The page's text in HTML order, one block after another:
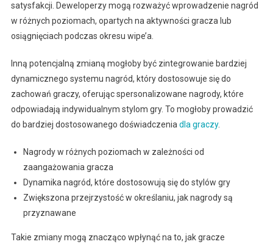
satysfakcji. Deweloperzy mogą rozważyć wprowadzenie nagród
w różnych poziomach, opartych na aktywności gracza lub
osiągnięciach podczas okresu wipe’a.
Inną potencjalną zmianą mogłoby być zintegrowanie bardziej
dynamicznego systemu nagród, który dostosowuje się do
zachowań graczy, oferując spersonalizowane nagrody, które
odpowiadają indywidualnym stylom gry. To mogłoby prowadzić
do bardziej dostosowanego doświadczeniadla graczy.
Nagrody w różnych poziomach w zależności od
zaangażowania gracza
Dynamika nagród, które dostosowują się do stylów gry
Zwiększona przejrzystość w określaniu, jak nagrody są
przyznawane
Takie zmiany mogą znacząco wpłynąć na to, jak gracze